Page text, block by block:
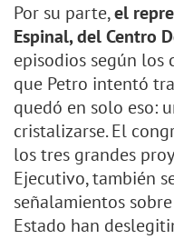
Por su parte,el
Espinal, del Centro
episodios según los
que Petro intentó
quedó en solo eso:
cristalizarse. El
los tres grandes
Ejecutivo, también
señalamientos
Estado han